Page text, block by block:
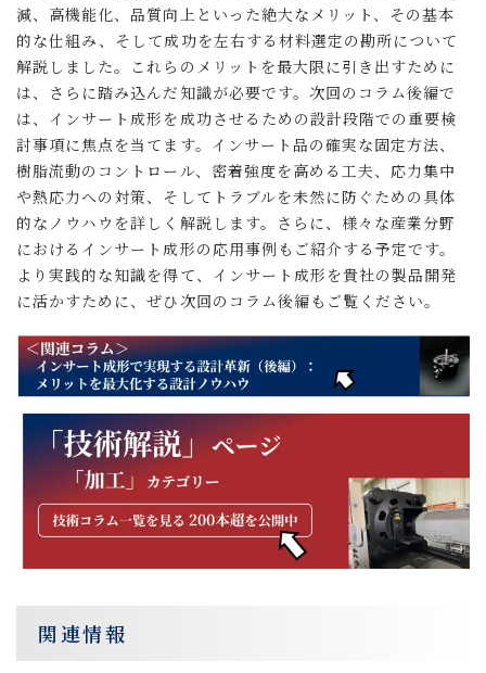
減、高機能化、品質向上といった絶大なメリット、その基本
的な仕組み、そして成功を左右する材料選定の勘所について
解説しました。これらのメリットを最大限に引き出すために
は、さらに踏み込んだ知識が必要です。次回のコラム後編で
は、インサート成形を成功させるための設計段階での重要検
討事項に焦点を当てます。インサート品の確実な固定方法、
樹脂流動のコントロール、密着強度を高める工夫、応力集中
や熱応力への対策、そしてトラブルを未然に防ぐための具体
的なノウハウを詳しく解説します。さらに、様々な産業分野
におけるインサート成形の応用事例もご紹介する予定です。
より実践的な知識を得て、インサート成形を貴社の製品開発
に活かすために、ぜひ次回のコラム後編もご覧ください。
関連情報